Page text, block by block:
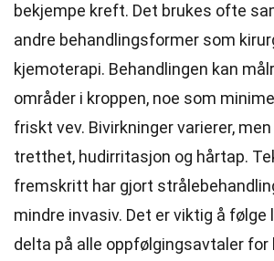
bekjempe kreft. Det brukes ofte
andre behandlingsformer som
kjemoterapi. Behandlingen kan
områder i kroppen, noe som
friskt vev. Bivirkninger varierer,
tretthet, hudirritasjon og hårtap.
fremskritt har gjort
mindre invasiv. Det er viktig å følge
delta på alle oppfølgingsavtaler for